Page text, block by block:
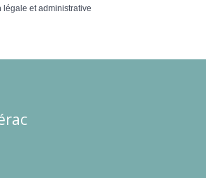
légale et administrative